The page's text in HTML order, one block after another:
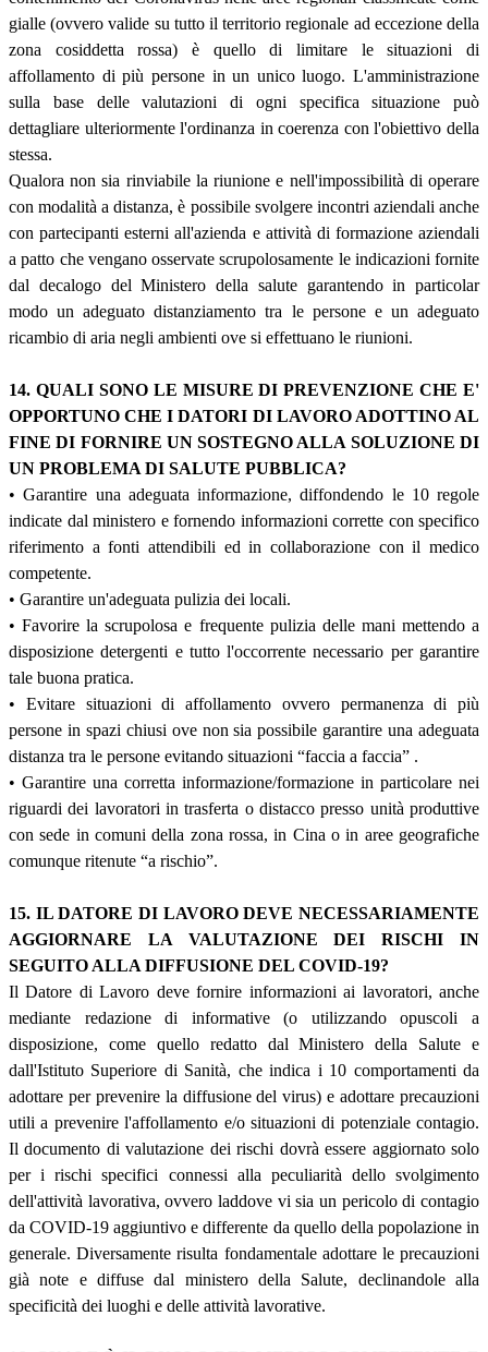
gialle (ovvero valide su tutto il territorio regionale ad eccezione della
zona cosiddetta rossa) è quello di limitare le situazioni di
affollamento di più persone in un unico luogo. L'amministrazione
sulla base delle valutazioni di ogni specifica situazione può
dettagliare ulteriormente l'ordinanza in coerenza con l'obiettivo della
stessa.
Qualora non sia rinviabile la riunione e nell'impossibilità di operare
con modalità a distanza, è possibile svolgere incontri aziendali anche
con partecipanti esterni all'azienda e attività di formazione aziendali
a patto che vengano osservate scrupolosamente le indicazioni fornite
dal decalogo del Ministero della salute garantendo in particolar
modo un adeguato distanziamento tra le persone e un adeguato
ricambio di aria negli ambienti ove si effettuano le riunioni.
14. QUALI SONO LE MISURE DI PREVENZIONE CHE E'
OPPORTUNO CHE I DATORI DI LAVORO ADOTTINO AL
FINE DI FORNIRE UN SOSTEGNO ALLA SOLUZIONE DI
UN PROBLEMA DI SALUTE PUBBLICA?
• Garantire una adeguata informazione, diffondendo le 10 regole
indicate dal ministero e fornendo informazioni corrette con specifico
riferimento a fonti attendibili ed in collaborazione con il medico
competente.
• Garantire un'adeguata pulizia dei locali.
• Favorire la scrupolosa e frequente pulizia delle mani mettendo a
disposizione detergenti e tutto l'occorrente necessario per garantire
tale buona pratica.
• Evitare situazioni di affollamento ovvero permanenza di più
persone in spazi chiusi ove non sia possibile garantire una adeguata
distanza tra le persone evitando situazioni “faccia a faccia” .
• Garantire una corretta informazione/formazione in particolare nei
riguardi dei lavoratori in trasferta o distacco presso unità produttive
con sede in comuni della zona rossa, in Cina o in aree geografiche
comunque ritenute “a rischio”.
15. IL DATORE DI LAVORO DEVE NECESSARIAMENTE
AGGIORNARE LA VALUTAZIONE DEI RISCHI IN
SEGUITO ALLA DIFFUSIONE DEL COVID-19?
Il Datore di Lavoro deve fornire informazioni ai lavoratori, anche
mediante redazione di informative (o utilizzando opuscoli a
disposizione, come quello redatto dal Ministero della Salute e
dall'Istituto Superiore di Sanità, che indica i 10 comportamenti da
adottare per prevenire la diffusione del virus) e adottare precauzioni
utili a prevenire l'affollamento e/o situazioni di potenziale contagio.
Il documento di valutazione dei rischi dovrà essere aggiornato solo
per i rischi specifici connessi alla peculiarità dello svolgimento
dell'attività lavorativa, ovvero laddove vi sia un pericolo di contagio
da COVID-19 aggiuntivo e differente da quello della popolazione in
generale. Diversamente risulta fondamentale adottare le precauzioni
già note e diffuse dal ministero della Salute, declinandole alla
specificità dei luoghi e delle attività lavorative.